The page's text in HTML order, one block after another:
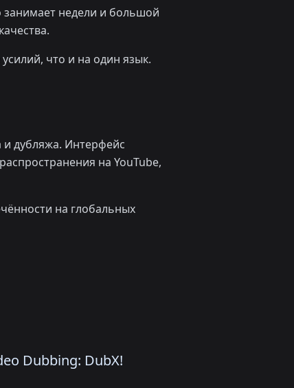
занимает недели и большой
что и на один язык.
и дубляжа. Интерфейс
на YouTube,
на глобальных
Dubbing: DubX!